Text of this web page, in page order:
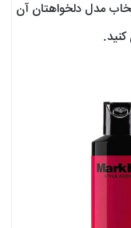
مدل دلخواهتان آن